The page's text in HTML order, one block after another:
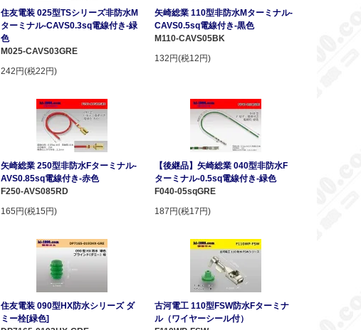
住友電装 025型TSシリーズ非防水M
ターミナル-CAVS0.3sq電線付き-緑
色
M025-CAVS03GRE
242円(税22円)
矢崎総業 110型非防水Mターミナル-
CAVS0.5sq電線付き-黒色
M110-CAVS05BK
132円(税12円)
矢崎総業 250型非防水Fターミナル-
AVS0.85sq電線付き-赤色
F250-AVS085RD
165円(税15円)
【後継品】矢崎総業 040型非防水F
ターミナル-0.5sq電線付き-緑色
F040-05sqGRE
187円(税17円)
住友電装 090型HX防水シリーズ ダ
ミー栓[緑色]
古河電工 110型FSW防水Fターミナ
ル（ワイヤーシール付）